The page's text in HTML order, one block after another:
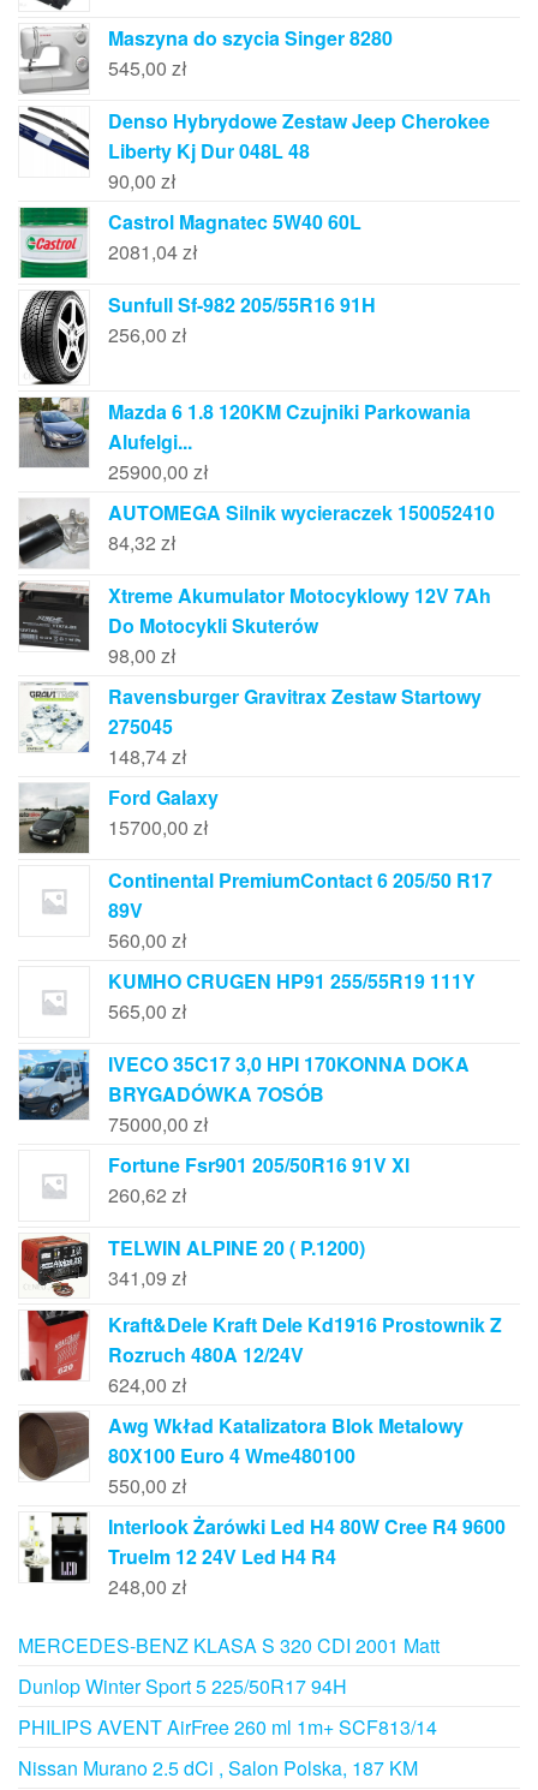
Maszyna do szycia Singer 8280
545,00 zł
Denso Hybrydowe Zestaw Jeep Cherokee
Liberty Kj Dur 048L 48
90,00 zł
Castrol Magnatec 5W40 60L
2081,04zł
Sunfull Sf-982 205/55R16 91H
256,00 zł
Mazda 6 1.8 120KM Czujniki Parkowania
Alufelgi...
25900,00 zł
AUTOMEGA Silnik wycieraczek 150052410
84,32 zł
Xtreme Akumulator Motocyklowy 12V 7Ah
Do Motocykli Skuterów
98,00 zł
Ravensburger Gravitrax Zestaw Startowy
275045
148,74zł
Ford Galaxy
15700,00 zł
Continental PremiumContact 6 205/50 R17
89V
560,00 zł
KUMHO CRUGEN HP91 255/55R19 111Y
565,00 zł
IVECO 35C17 3,0 HPI 170KONNA DOKA
BRYGADÓWKA 7OSÓB
75000,00 zł
Fortune Fsr901 205/50R16 91V Xl
260,62 zł
TELWIN ALPINE 20 ( P.1200)
341,09 zł
Kraft&Dele Kraft Dele Kd1916 Prostownik Z
Rozruch 480A 12/24V
624,00 zł
Awg Wkład Katalizatora Blok Metalowy
80X100 Euro 4 Wme480100
550,00 zł
Interlook Żarówki Led H4 80W Cree R4 9600
Truelm 12 24V Led H4 R4
248,00 zł
MERCEDES-BENZ KLASA S 320 CDI 2001 Matt
Dunlop Winter Sport 5 225/50R17 94H
PHILIPS AVENT AirFree 260 ml 1m+ SCF813/14
Nissan Murano 2.5 dCi , Salon Polska, 187 KM